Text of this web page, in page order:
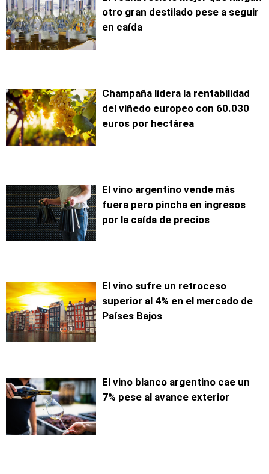
otro gran destilado pese a seguir
en caída
Champaña lidera la rentabilidad
del viñedo europeo con 60.030
euros por hectárea
El vino argentino vende más
fuera pero pincha en ingresos
por la caída de precios
El vino sufre un retroceso
superior al 4% en el mercado de
Países Bajos
El vino blanco argentino cae un
7% pese al avance exterior